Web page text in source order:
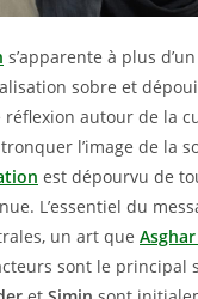
s’apparente à plus
sobre et
autour de la
l’image de la
est dépourvu de
L’essentiel du
un art que
sont le